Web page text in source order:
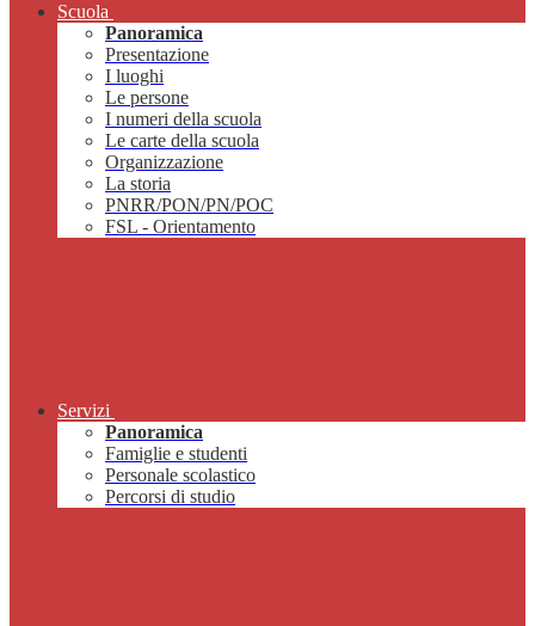
Scuola
Panoramica
Presentazione
I luoghi
Le persone
I numeri della scuola
Le carte della scuola
Organizzazione
La storia
PNRR/PON/PN/POC
FSL - Orientamento
Servizi
Panoramica
Famiglie e studenti
Personale scolastico
Percorsi di studio